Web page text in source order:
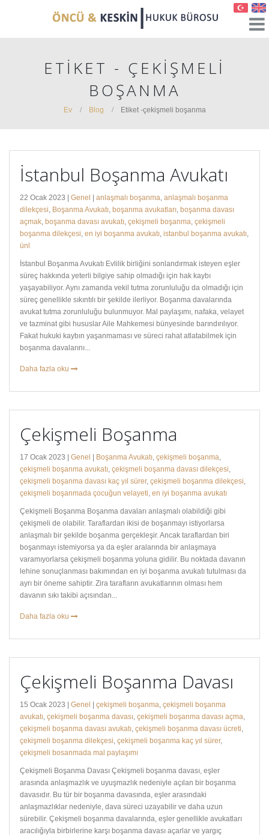
ETIKET - ÇEKIŞMELI
BOŞANMA
Ev Blog Etiket -çekişmeli boşanma
İstanbul Boşanma Avukatı
22 Ocak 2023 | Genel | anlaşmalı boşanma anlaşmalı boşanma
dilekçesi
Boşanma Avukatı boşanma avukatları boşanma davası
açmak boşanma davası avukatı çekişmeli boşanma çekişmeli
boşanma dilekçesi en iyi boşanma avukatı istanbul boşanma avukatı
ünl
İstanbul Boşanma Avukatı Evlilik birliğini sonlandırmak isteyen eşler
süreç hakkında yeterli bilgiye sahip olmadığı için hak kaybı
yaşayabiliyor. Aynı zamanda vekil tutma zorunluluğu da olmadığı için
süreç genellikle sıkıntılı bir şekilde ilerliyor. Boşanma davalarında
avukat tutma zorunluluğu bulunmuyor. Mal paylaşımı, nafaka, velayet
ve tazminat gibi hususlar Aile Mahkemesi bünyesinde barındırılıyor.
Fakat hukuki kaybın yaşanmaması ve süreci rahat atlatabilmek için
boşanma davalarını...
Daha fazla oku
Çekişmeli Boşanma
17 Ocak 2023 | Genel | Boşanma Avukatı çekişmeli boşanma
çekişmeli boşanma avukatı çekişmeli boşanma davası dilekçesi
çekişmeli boşanma davası kaç yıl sürer, çekişmeli boşanma dilekçesi
çekişmeli boşanmada çocuğun velayeti en iyi boşanma avukatı
Çekişmeli Boşanma Boşanma davaları anlaşmalı olabildiği gibi
çekişmeli de olabilir. Taraflardan ikisi de boşanmayı istiyorlarsa
anlaşmalı bir şekilde boşanma gerçekleşir. Ancak taraflardan biri
boşanmayı istemiyorsa ya da eşler aralarında bir anlaşmaya
varamıyorlarsa çekişmeli boşanma yoluna gidilir. Bu noktada davanın
lehine sonuçlanması bakımından en iyi boşanma avukatı tutulması da
ayrı bir öneme sahiptir. Zira tarafların avukatlarının olması hem
davanın sıkı takibi açısından...
Daha fazla oku
Çekişmeli Boşanma Davası
15 Ocak 2023 | Genel | çekişmeli boşanma çekişmeli boşanma
avukatı çekişmeli boşanma davası çekişmeli boşanma davası açma
çekişmeli boşanma davası avukatı çekişmeli boşanma davası ücreti
çekişmeli boşanma dilekçesi çekişmeli boşanma kaç yıl sürer,
çekişmeli bosanmada mal paylaşımı
Çekişmeli Boşanma Davası Çekişmeli boşanma davası, eşler
arasında anlaşmazlık ve uyuşmazlık nedeniyle açılan bir boşanma
davasıdır. Bu tür bir boşanma davasında, eşler arasındaki
anlaşmazlıklar nedeniyle, dava süreci uzayabilir ve daha uzun
sürebilir. Çekişmeli boşanma davalarında, eşler genellikle avukatları
aracılığıyla birbirlerine karşı boşanma davası açarlar ve yargıç